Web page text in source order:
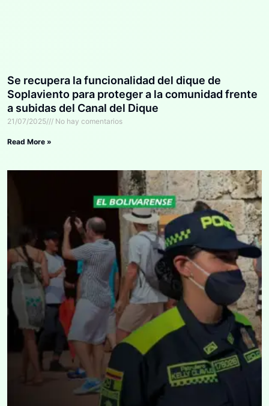
Se recupera la funcionalidad del dique de
Soplaviento para proteger a la comunidad frente
a subidas del Canal del Dique
21/07/2025 No hay comentarios
Read More »